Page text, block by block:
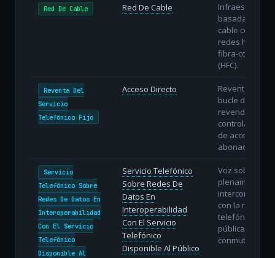
Red De Cable Red De Cable
Infraestructura
basada en
cable coaxial o
redes híbridas
fibra-coaxial
(HFC).
Reventa Del
Servicio
Telefónico Fijo
Acceso Directo
Reventa con
bucle directo:
revendedor
controla la
de acceso del
abonado.
Servicio
Telefónico Sobre
Redes De Datos En
Interoperabilidad
Con El Servicio
Telefónico
Disponible Al
Servicio Telefónico
Sobre Redes De
Datos En
Interoperabilidad
Con El Servicio
Telefónico
Disponible Al Público
Voz sobre IP
plenamente
interconectada
con la red
telefónica
pública
conmutada.